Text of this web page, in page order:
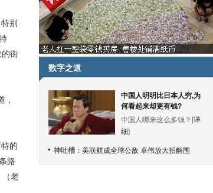
别
的街
，
的
路
（老
数字之道
中国人明明比日本人穷,为
何看起来却更有钱?
中国人哪来这么多钱？[详
细]
神吐槽： 美联航成全球公敌 卓伟放大招解围